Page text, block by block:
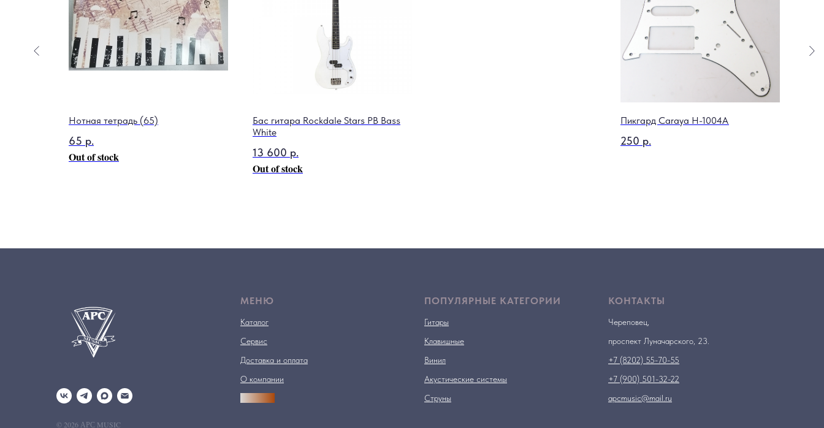
Нотная тетрадь (65)
65 р.
Out of stock
Бас гитара Rockdale Stars PB Bass
White
13 600 р.
Out of stock
Пикгард Caraya H-1004A
250 р.
© 2026 АРС MUSIC
МЕНЮ
Каталог
Сервис
Доставка и оплата
О компании
ПОПУЛЯРНЫЕ КАТЕГОРИИ
Гитары
Клавишные
Винил
Акустические системы
Струны
КОНТАКТЫ
Череповец,
проспект Луначарского, 23.
+7 (8202) 55-70-55
+7 (900) 501-32-22
apcmusic@mail.ru